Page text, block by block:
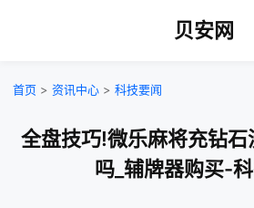
贝安网
首页 > 资讯中心 > 科技要闻
全盘技巧!微乐麻将充钻
吗_辅牌器购买-